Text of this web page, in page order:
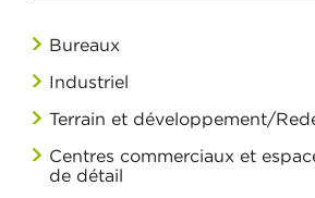
Bureaux
Industriel
Terrain et développement/
Centres commerciaux et
de détail